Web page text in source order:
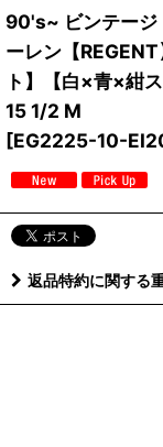
90's~ ビンテージ
ーレン【
ト】【白×青×紺
15 1/2 M
[EG2225-10-
返品特約に関する